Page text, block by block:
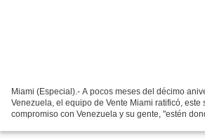
Miami (Especial).- A pocos meses del décimo
Venezuela, el equipo de Vente Miami ratificó, este
compromiso con Venezuela y su gente, "estén